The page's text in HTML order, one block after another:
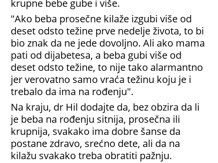
krupne bebe gube i više.
"Ako beba prosečne kilaže izgubi više od
deset odsto težine prve nedelje života, to bi
bio znak da ne jede dovoljno. Ali ako mama
pati od dijabetesa, a beba gubi više od
deset odsto težine, to nije tako alarmantno
jer verovatno samo vraća težinu koju je i
trebalo da ima na rođenju".
Na kraju, dr Hil dodajte da, bez obzira da li
je beba na rođenju sitnija, prosečna ili
krupnija, svakako ima dobre šanse da
postane zdravo, srećno dete, ali da na
kilažu svakako treba obratiti pažnju.